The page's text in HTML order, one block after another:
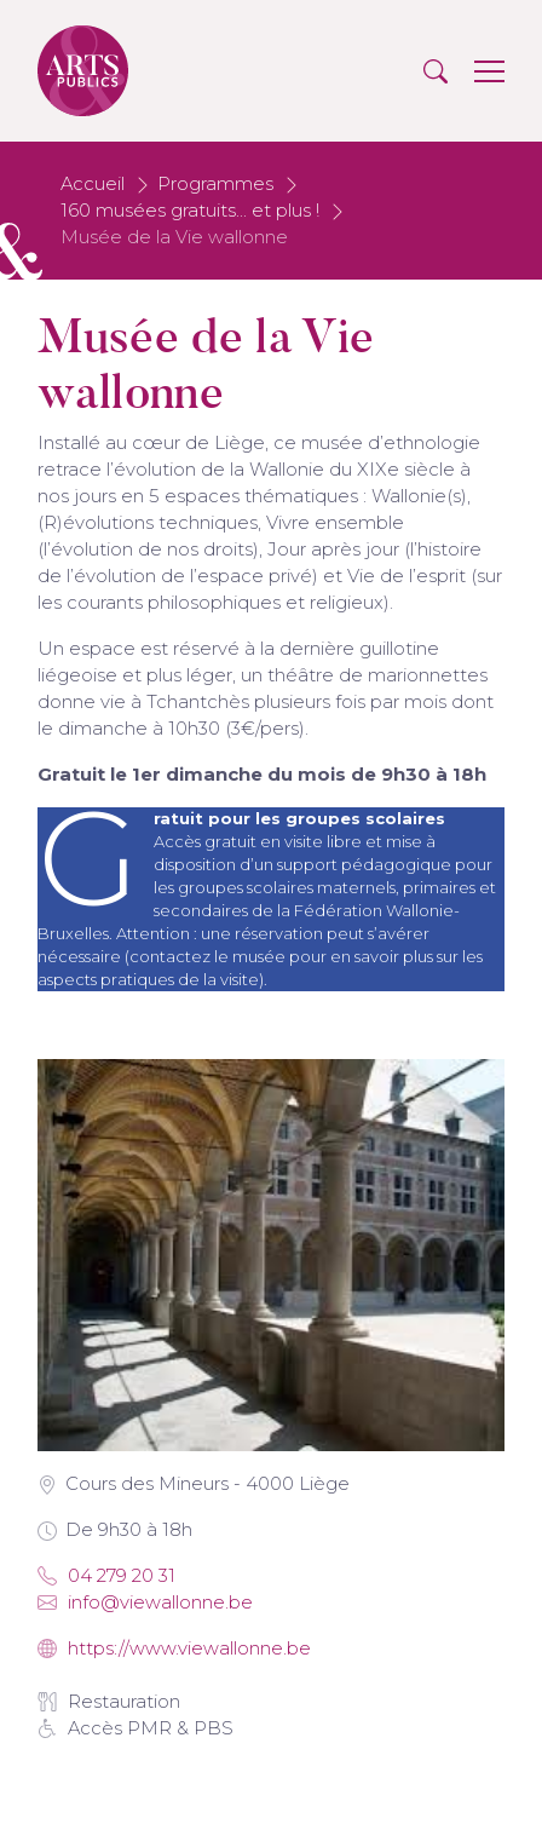
Accueil
Programmes
160 musées gratuits... et plus !
Musée de la Vie wallonne
Musée de la Vie
wallonne
Installé au cœur de Liège, ce musée d’ethnologie
retrace l’évolution de la Wallonie du XIXe siècle à
nos jours en 5 espaces thématiques : Wallonie(s),
(R)évolutions techniques, Vivre ensemble
(l’évolution de nos droits), Jour après jour (l’histoire
de l’évolution de l’espace privé) et Vie de l’esprit (sur
les courants philosophiques et religieux).
Un espace est réservé à la dernière guillotine
liégeoise et plus léger, un théâtre de marionnettes
donne vie à Tchantchès plusieurs fois par mois dont
le dimanche à 10h30 (3€/pers).
Gratuit le 1er dimanche du mois de 9h30 à 18h
G
ratuit pour les groupes scolaires
Accès gratuit en visite libre et mise à
disposition d’un support pédagogique pour
les groupes scolaires maternels, primaires et
secondaires de la Fédération Wallonie-
Bruxelles. Attention : une réservation peut s’avérer
nécessaire (contactez le musée pour en savoir plus sur les
aspects pratiques de la visite).
Cours des Mineurs - 4000 Liège
De 9h30 à 18h
04 279 20 31
info@viewallonne.be
https://www.viewallonne.be
Restauration
Accès PMR & PBS